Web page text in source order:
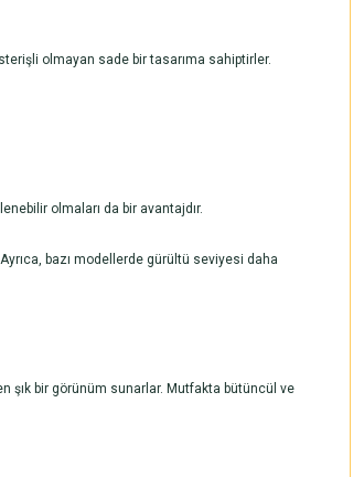
olmayan sade bir tasarıma sahiptirler.
olmaları da bir avantajdır.
bazı modellerde gürültü seviyesi daha
şık bir görünüm sunarlar. Mutfakta bütüncül ve